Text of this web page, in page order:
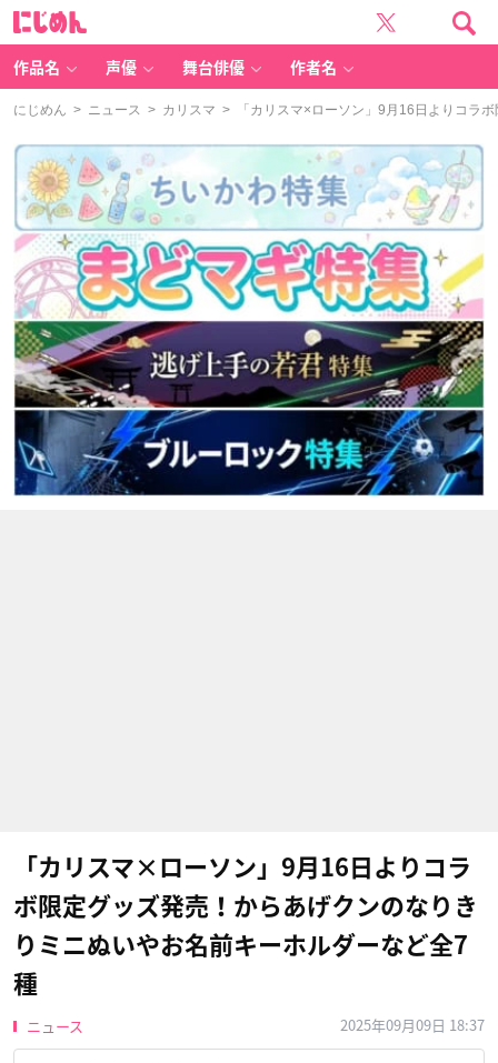
作品名 声優 舞台俳優 作者名
にじめん > ニュース > カリスマ > 「カリスマ×ローソン」9月16日よりコラ
「カリスマ×ローソン」9月16日よりコラ
ボ限定グッズ発売！からあげクンのなりき
りミニぬいやお名前キーホルダーなど全7
種
ニュース 2025年09月09日 18:37